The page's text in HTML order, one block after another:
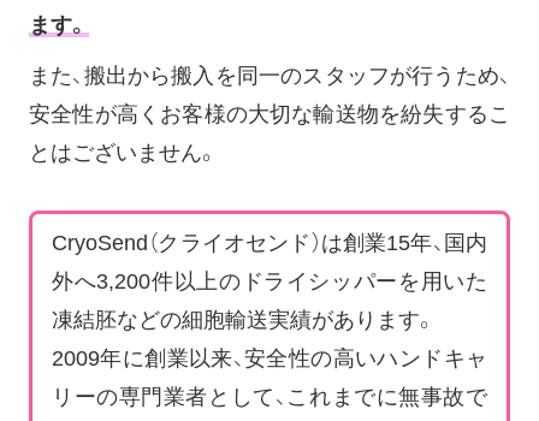
ます。
また、搬出から搬入を同一のスタッフが行うため、
安全性が高くお客様の大切な輸送物を紛失するこ
とはございません。
CryoSend（クライオセンド）は創業15年、国内
外へ3,200件以上のドライシッパーを用いた
凍結胚などの細胞輸送実績があります。
2009年に創業以来、安全性の高いハンドキャ
リーの専門業者として、これまでに無事故で